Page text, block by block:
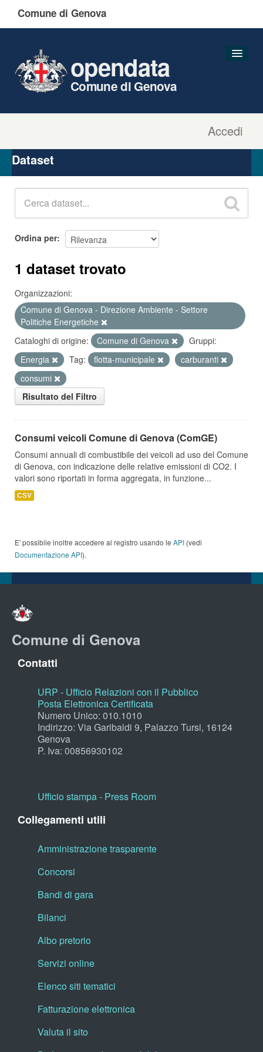
Comune di Genova
Accedi
opendata
Comune di Genova
Organizzazioni
Gruppi
Dataset
Ordina per
1 dataset trovato
Organizzazioni:
Comune di Genova - Direzione Ambiente - Settore
Politiche Energetiche
Cataloghi di origine:
Comune di Genova
Gruppi:
Energia
Tag: flotta-municipale
carburanti
consumi
Risultato del Filtro
Consumi veicoli Comune di Genova (ComGE)
Consumi annuali di combustibile dei veicoli ad uso del Comune
di Genova, con indicazione delle relative emissioni di CO2. I
valori sono riportati in forma aggregata, in funzione...
CSV
E' possibile inoltre accedere al registro usando le API (vedi
Documentazione API).
Comune di Genova
Contatti
URP - Ufficio Relazioni con il Pubblico
Posta Elettronica Certificata
Numero Unico: 010.1010
Indirizzo: Via Garibaldi 9, Palazzo Tursi, 16124
Genova
P. Iva: 00856930102
Ufficio stampa - Press Room
Collegamenti utili
Amministrazione trasparente
Concorsi
Bandi di gara
Bilanci
Albo pretorio
Servizi online
Elenco siti tematici
Fatturazione elettronica
Valuta il sito